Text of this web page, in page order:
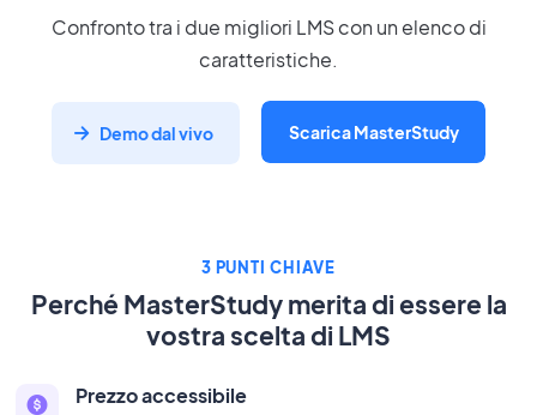
Confronto tra i due migliori LMS con un elenco di
caratteristiche.
Demo dal vivo Scarica MasterStudy
3 PUNTI CHIAVE
Perché MasterStudy merita di essere la
vostra scelta di LMS
Prezzo accessibile